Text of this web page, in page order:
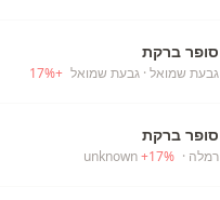
סופר ברקת
גבעת שמואל · גבעת שמואל +
17%
סופר ברקת
רמלה · unknown
+17%